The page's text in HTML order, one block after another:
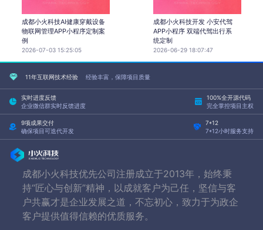
成都小火科技AI健康穿戴设备
物联网管理APP小程序定制案
例
2026-07-03 15:25:05
成都小火科技开发 小安代驾
APP小程序 双端代驾出行系
统定制
2026-06-29 18:07:47
11年互联网技术经验 经验丰富，保障项目质量
实时进度反馈
企业微信群实时反馈进度
100%全开源代码
完全掌控项目主权
9项成果交付
确保项目可迭代开发
7*12
7*12小时服务支持
成都小火科技优先公司注册成立于2013年，始终秉
持“匠心与创新”精神，以成就客户为己任，坚信与客
户共赢才是企业发展之道，不忘初心，致力于为政企
客户提供值得信赖的优质服务。